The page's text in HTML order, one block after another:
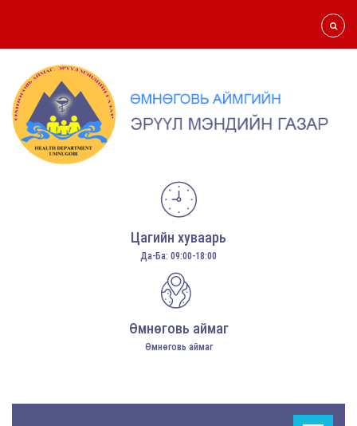
Цагийн хуваарь
Да-Ба: 09:00-18:00
Өмнөговь аймаг
Өмнөговь аймаг